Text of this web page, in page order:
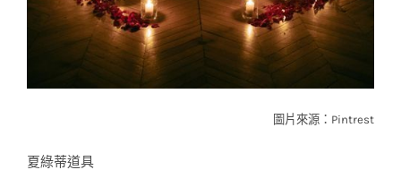
圖片來源：Pintrest
夏綠蒂道具